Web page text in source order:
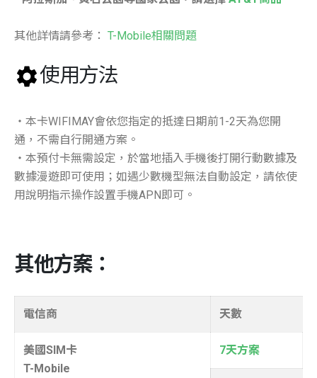
其他詳情請參考： T-Mobile相關問題
使用方法
・本卡WIFIMAY會依您指定的抵達日期前1-2天為您開
通，不需自行開通方案。
・本預付卡無需設定，於當地插入手機後打開行動數據及
數據漫遊即可使用；如遇少數機型無法自動設定，請依使
用說明指示操作設置手機APN即可。
其他方案：
電信商 天數
美國SIM卡
T-Mobile
7天方案